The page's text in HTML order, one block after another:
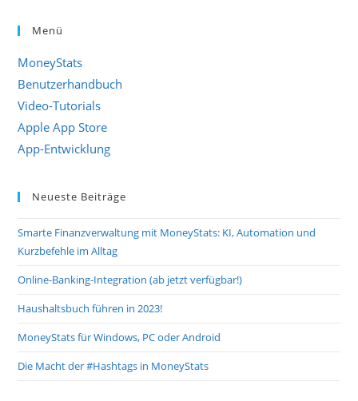
Menü
MoneyStats
Benutzerhandbuch
Video-Tutorials
Apple App Store
App-Entwicklung
Neueste Beiträge
Smarte Finanzverwaltung mit MoneyStats: KI, Automation und
Kurzbefehle im Alltag
Online-Banking-Integration (ab jetzt verfügbar!)
Haushaltsbuch führen in 2023!
MoneyStats für Windows, PC oder Android
Die Macht der #Hashtags in MoneyStats